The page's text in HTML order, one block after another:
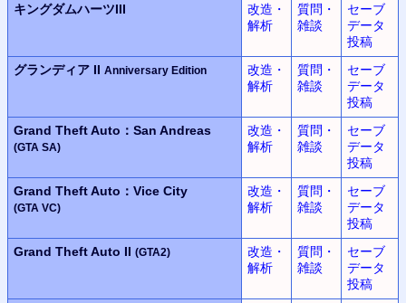
キングダムハーツIII
改造・
解析
質問・
雑談
セーブ
データ
投稿
グランディア II Anniversary Edition
改造・
解析
質問・
雑談
セーブ
データ
投稿
Grand Theft Auto：San Andreas
(GTA SA)
改造・
解析
質問・
雑談
セーブ
データ
投稿
Grand Theft Auto：Vice City
(GTA VC)
改造・
解析
質問・
雑談
セーブ
データ
投稿
Grand Theft Auto II (GTA2)
改造・
解析
質問・
雑談
セーブ
データ
投稿